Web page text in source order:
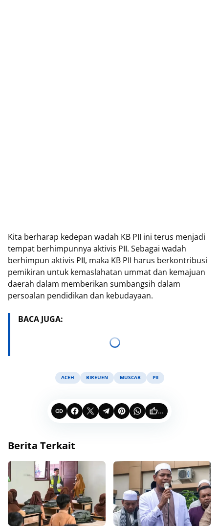
Kita berharap kedepan wadah KB PII ini terus menjadi
tempat berhimpunnya aktivis PII. Sebagai wadah
berhimpun aktivis PII, maka KB PII harus berkontribusi
pemikiran untuk kemaslahatan ummat dan kemajuan
daerah dalam memberikan sumbangsih dalam
persoalan pendidikan dan kebudayaan.
BACA JUGA:
ACEH BIREUEN MUSCAB PII
...
Berita Terkait